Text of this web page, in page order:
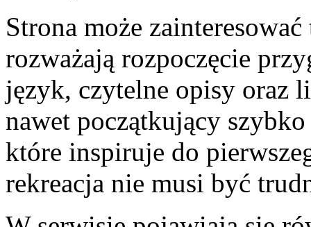
Strona może
rozważają rozpoczęcie
język, czytelne opisy oraz
nawet początkujący
które inspiruje do
rekreacja nie musi być